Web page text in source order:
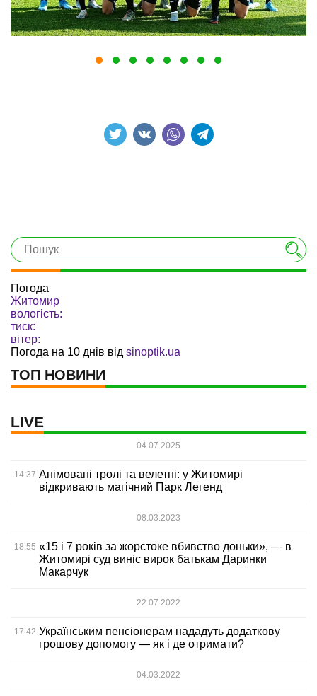
Погода
Житомир
вологість:
тиск:
вітер:
Погода на 10 днів від sinoptik.ua
ТОП НОВИНИ
LIVE
04.07.2025
14:37 Анімовані тролі та велетні: у Житомирі
відкривають магічний Парк Легенд
08.03.2023
18:55 «15 і 7 років за жорстоке вбивство доньки», — в
Житомирі суд виніс вирок батькам Даринки
Макарчук
22.07.2022
17:42 Українським пенсіонерам нададуть додаткову
грошову допомогу — як і де отримати?
04.03.2022